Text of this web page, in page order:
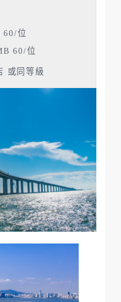
60/位
60/位
或同等級